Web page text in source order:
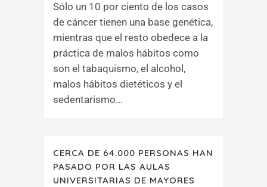
Sólo un 10 por ciento de los casos
de cáncer tienen una base genética,
mientras que el resto obedece a la
práctica de malos hábitos como
son el tabaquismo, el alcohol,
malos hábitos dietéticos y el
sedentarismo...
CERCA DE 64.000 PERSONAS HAN
PASADO POR LAS AULAS
UNIVERSITARIAS DE MAYORES